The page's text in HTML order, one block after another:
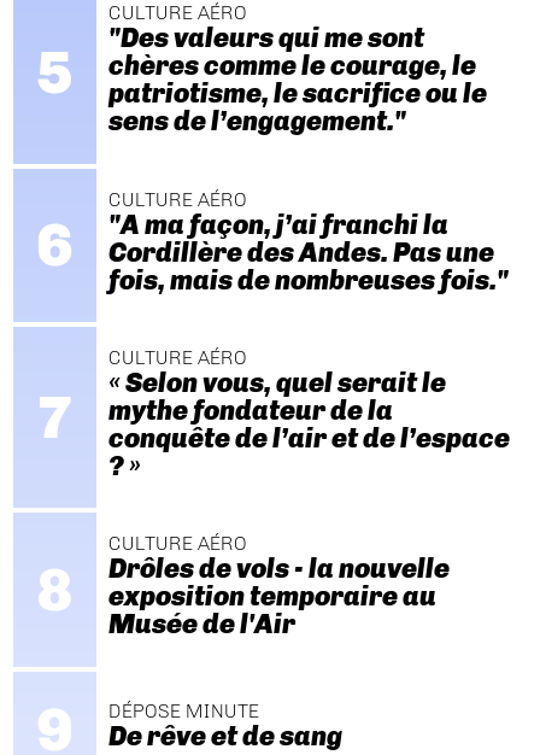
CULTURE AÉRO
"Des valeurs qui me sont
chères comme le courage, le
patriotisme, le sacrifice ou le
sens de l’engagement."
CULTURE AÉRO
"A ma façon, j’ai franchi la
Cordillère des Andes. Pas une
fois, mais de nombreuses fois."
CULTURE AÉRO
« Selon vous, quel serait le
mythe fondateur de la
conquête de l’air et de l’espace
? »
CULTURE AÉRO
Drôles de vols - la nouvelle
exposition temporaire au
Musée de l'Air
DÉPOSE MINUTE
De rêve et de sang